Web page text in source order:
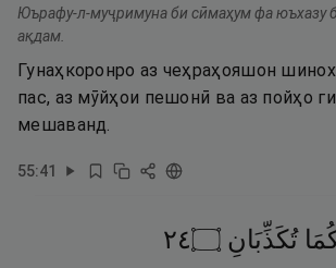
Юърафу-л-муҷримуна би сӣмаҳум фа юъхазу
ақдам.
Гунаҳкоронро аз чеҳраҳояшон
пас, аз мӯйҳои пешонӣ ва аз пойҳо
мешаванд.
55:41
تُكَذِّبَانِ ۝٤٢